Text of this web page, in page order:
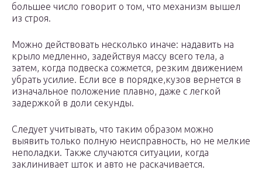
большее число говорит о том, что механизм вышел
из строя.
Можно действовать несколько иначе: надавить на
крыло медленно, задействуя массу всего тела, а
затем, когда подвеска сожмется, резким движением
убрать усилие. Если все в порядке,кузов вернется в
изначальное положение плавно, даже с легкой
задержкой в доли секунды.
Следует учитывать, что таким образом можно
выявить только полную неисправность, но не мелкие
неполадки. Также случаются ситуации, когда
заклинивает шток и авто не раскачивается.